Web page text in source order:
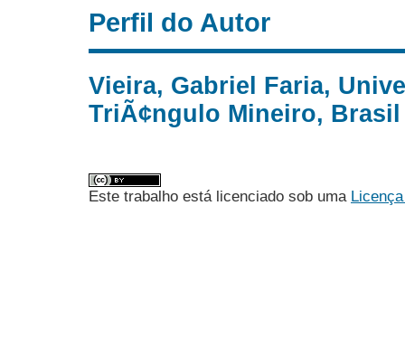
Perfil do Autor
Vieira, Gabriel Faria,
TriÃ¢ngulo Mineiro, Brasil
Este trabalho está licenciado sob uma